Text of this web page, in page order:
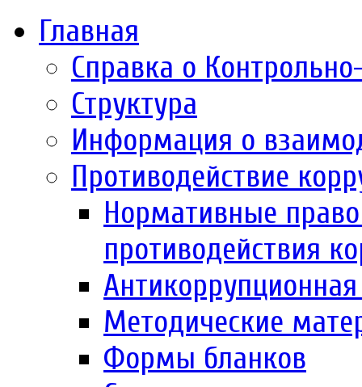
Главная
Справка о
Структура
Информация о
Противодействие
Нормативные
противодействия
Антикоррупционная
Методические
Формы бланков